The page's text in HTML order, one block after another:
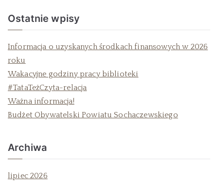
Ostatnie wpisy
Informacja o uzyskanych środkach finansowych w 2026
roku
Wakacyjne godziny pracy biblioteki
#TataTeżCzyta-relacja
Ważna informacja!
Budżet Obywatelski Powiatu Sochaczewskiego
Archiwa
lipiec 2026